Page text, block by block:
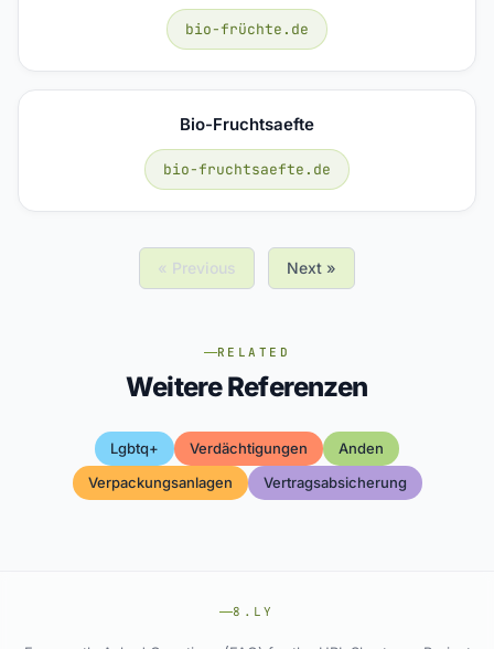
bio-früchte.de
Bio-Fruchtsaefte
bio-fruchtsaefte.de
« Previous Next »
RELATED
Weitere Referenzen
Lgbtq+ Verdächtigungen
Anden
Verpackungsanlagen
Vertragsabsicherung
8.LY